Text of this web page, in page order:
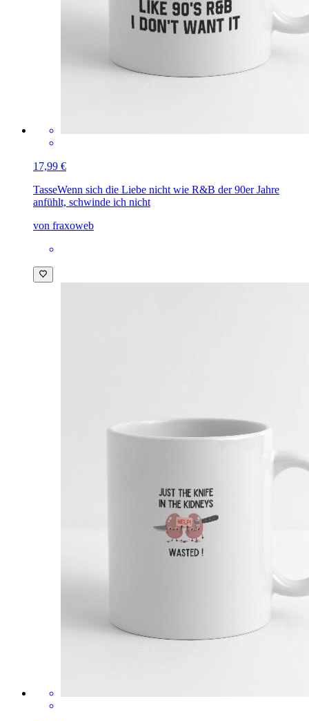
17,99 €
TasseWenn sich die Liebe nicht wie R&B der 90er Jahre
anfühlt, schwinde ich nicht
von fraxoweb